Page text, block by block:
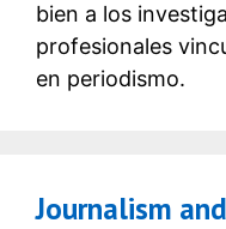
bien a los
profesionales
en periodismo.
Journalism